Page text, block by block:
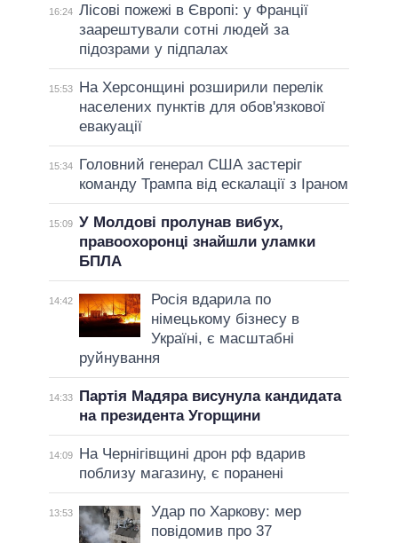
16:24 Лісові пожежі в Європі: у Франції
заарештували сотні людей за
підозрами у підпалах
15:53
На Херсонщині розширили перелік
населених пунктів для обов'язкової
евакуації
15:34
Головний генерал США застеріг
команду Трампа від ескалації з Іраном
15:09 У Молдові пролунав вибух,
правоохоронці знайшли уламки
БПЛА
14:42
Росія вдарила по
німецькому бізнесу в
Україні, є масштабні
руйнування
14:33
Партія Мадяра висунула кандидата
на президента Угорщини
14:09
На Чернігівщині дрон рф вдарив
поблизу магазину, є поранені
13:53
Удар по Харкову: мер
повідомив про 37